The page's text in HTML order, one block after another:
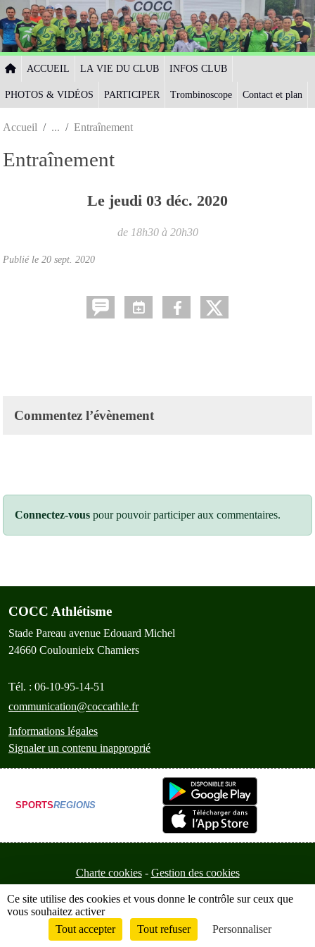
ACCUEIL LA VIE DU CLUB INFOS CLUB
PHOTOS & VIDÉOS PARTICIPER Trombinoscope Contact et plan
Accueil Entraînement
Entraînement
Le jeudi 03 déc. 2020
de 18h30 à 20h30
Publié le 20 sept. 2020
Commentez l’évènement
Connectez-vous pour pouvoir participer aux commentaires.
COCC Athlétisme
Stade Pareau avenue Edouard Michel
24660 Coulounieix Chamiers
Tél. : 06-10-95-14-51
communication@coccathle.fr
Informations légales
Signaler un contenu inapproprié
SPORTSREGIONS
Charte cookies Gestion des cookies
Envie de participer ? Connexion
Panneau de gestion des cookies
Ce site utilise des cookies et vous donne le contrôle sur ceux que
vous souhaitez activer
Tout accepter
Tout refuser Personnaliser